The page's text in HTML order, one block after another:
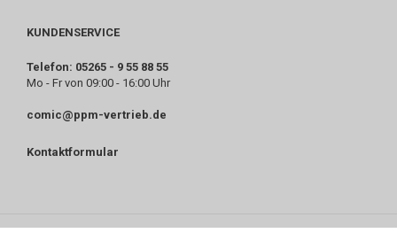
KUNDENSERVICE
Telefon: 05265 - 9 55 88 55
Mo - Fr von 09:00 - 16:00 Uhr
comic@ppm-vertrieb.de
Kontaktformular